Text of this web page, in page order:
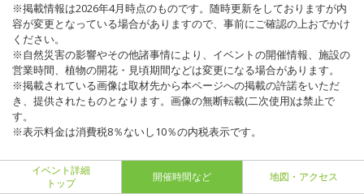
※掲載情報は2026年4月時点のものです。随時更新をしておりますが内
容が変更となっている場合がありますので、事前にご確認の上おでかけ
ください。
※自然災害の影響やその他諸事情により、イベントの開催情報、施設の
営業時間、植物の開花・見頃期間などは変更になる場合があります。
※掲載されている画像は取材先から本ページへの掲載の許諾をいただ
き、提供されたものとなります。画像の無断転載(二次使用)は禁止で
す。
※表示料金は消費税8％ないし10％の内税表示です。
イベント詳細
トップ
開催時間など 地図・アクセス